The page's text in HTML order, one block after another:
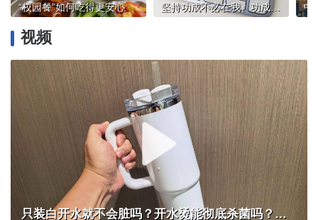
“校园餐”如何吃得更安心 坚持功成不必在我、功成必定有我
视频
只装白开水就不会脏吗？开水烫能彻底杀菌吗？感控专家详解“吸管杯”藏菌真相｜都视频·热观察